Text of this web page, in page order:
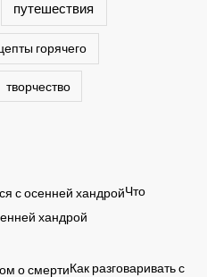
путешествия
горячего
творчество
Что
хандрой
Как разговаривать с